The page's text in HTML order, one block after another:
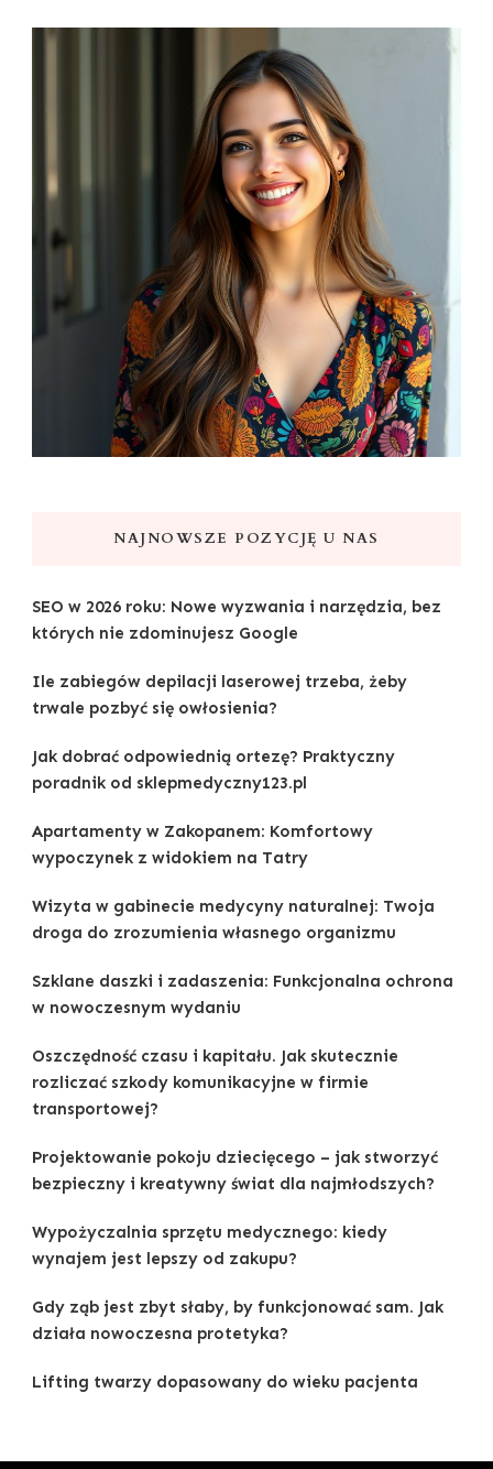
NAJNOWSZE POZYCJĘ U NAS
SEO w 2026 roku: Nowe wyzwania i narzędzia, bez
których nie zdominujesz Google
Ile zabiegów depilacji laserowej trzeba, żeby
trwale pozbyć się owłosienia?
Jak dobrać odpowiednią ortezę? Praktyczny
poradnik od sklepmedyczny123.pl
Apartamenty w Zakopanem: Komfortowy
wypoczynek z widokiem na Tatry
Wizyta w gabinecie medycyny naturalnej: Twoja
droga do zrozumienia własnego organizmu
Szklane daszki i zadaszenia: Funkcjonalna ochrona
w nowoczesnym wydaniu
Oszczędność czasu i kapitału. Jak skutecznie
rozliczać szkody komunikacyjne w firmie
transportowej?
Projektowanie pokoju dziecięcego – jak stworzyć
bezpieczny i kreatywny świat dla najmłodszych?
Wypożyczalnia sprzętu medycznego: kiedy
wynajem jest lepszy od zakupu?
Gdy ząb jest zbyt słaby, by funkcjonować sam. Jak
działa nowoczesna protetyka?
Lifting twarzy dopasowany do wieku pacjenta